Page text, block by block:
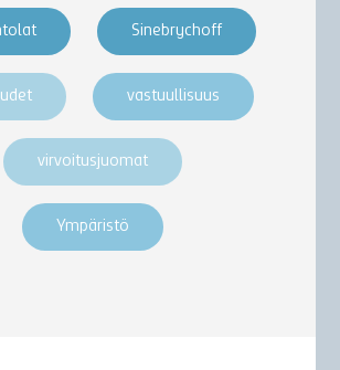
Sinebrychoff
vastuullisuus
virvoitusjuomat
Ympäristö